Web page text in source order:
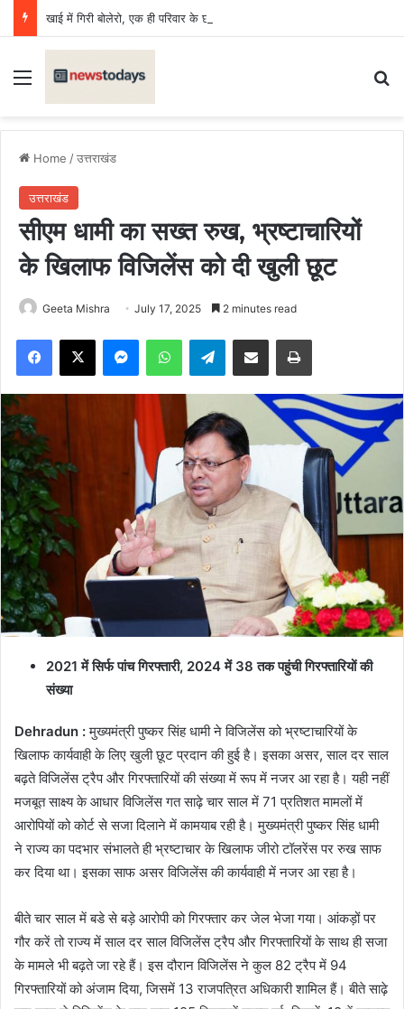
खाई में गिरी बोलेरो, एक ही परिवार के छह की मौत, एक किशोर घायल
Menu
Home /उत्तराखंड
उत्तराखंड
सीएम धामी का सख्त रुख, भ्रष्टाचारियों
के खिलाफ विजिलेंस को दी खुली छूट
Geeta Mishra July 17, 2025 2 minutes read
Facebook
X MessengerWhatsAppTelegramShare via Email Print
2021 में सिर्फ पांच गिरफ्तारी, 2024 में 38 तक पहुंची गिरफ्तारियों की
संख्या
Dehradun :मुख्यमंत्री पुष्कर सिंह धामी ने विजिलेंस को भ्रष्टाचारियों के
खिलाफ कार्यवाही के लिए खुली छूट प्रदान की हुई है। इसका असर, साल दर साल
बढ़ते विजिलेंस ट्रैप और गिरफ्तारियों की संख्या में रूप में नजर आ रहा है। यही नहीं
मजबूत साक्ष्य के आधार विजिलेंस गत साढ़े चार साल में 71 प्रतिशत मामलों में
आरोपियों को कोर्ट से सजा दिलाने में कामयाब रही है। मुख्यमंत्री पुष्कर सिंह धामी
ने राज्य का पदभार संभालते ही भ्रष्टाचार के खिलाफ जीरो टॉलरेंस पर रुख साफ
कर दिया था। इसका साफ असर विजिलेंस की कार्यवाही में नजर आ रहा है।
बीते चार साल में बडे से बड़े आरोपी को गिरफ्तार कर जेल भेजा गया। आंकड़ों पर
गौर करें तो राज्य में साल दर साल विजिलेंस ट्रैप और गिरफ्तारियों के साथ ही सजा
के मामले भी बढ़ते जा रहे हैं। इस दौरान विजिलेंस ने कुल 82 ट्रैप में 94
गिरफ्तारियों को अंजाम दिया, जिसमें 13 राजपत्रित अधिकारी शामिल हैं। बीते साढ़े